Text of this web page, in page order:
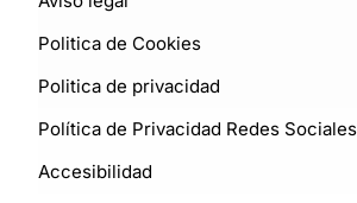
Politica de Cookies
Politica de privacidad
Política de Privacidad Redes Sociales
Accesibilidad